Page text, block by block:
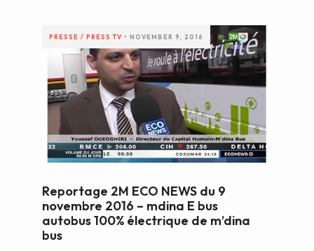
PRESSE / PRESSTV • NOVEMBER 9, 2016
Reportage 2M ECO NEWS du 9
novembre 2016 – mdina E bus
autobus 100% électrique de m’dina
bus